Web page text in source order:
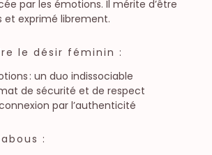
par les émotions. Il mérite d’être
et exprimé librement.
le désir féminin :
: un duo indissociable
de sécurité et de respect
par l’authenticité
: